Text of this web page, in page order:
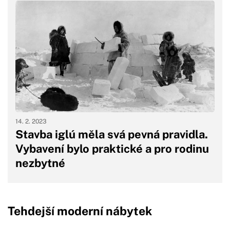
Stavba iglú měla svá pevná pravidla.
Vybavení bylo praktické a pro rodinu
nezbytné
14. 2. 2023
Tehdejší moderní nábytek